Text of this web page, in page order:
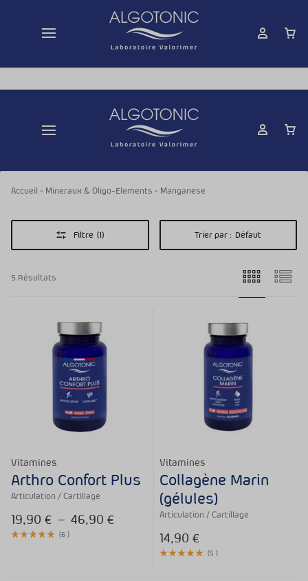
Livraison gratuite dès 50 € d'achats
Accueil » Mineraux & Oligo-Elements » Manganese
Filtre (1) Trier par : Défaut
5 Résultats
Vitamines
Arthro Confort Plus
Articulation / Cartillage
19,90 € – 46,90 €
(6 )
Vitamines
Collagène Marin
(gélules)
Articulation / Cartillage
14,90 €
(5 )